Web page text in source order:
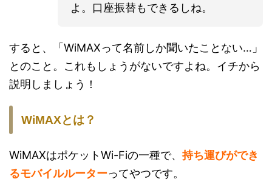
よ。口座振替もできるしね。
すると、「WiMAXって名前しか聞いたことない…」
とのこと。これもしょうがないですよね。イチから
説明しましょう！
WiMAXとは？
WiMAXはポケットWi-Fiの一種で、 持ち運びができ
るモバイルルーターってやつです。